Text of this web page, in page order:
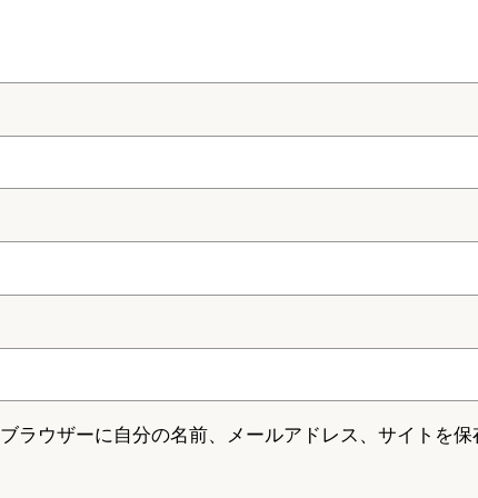
ラウザーに自分の名前、メールアドレス、サイトを保